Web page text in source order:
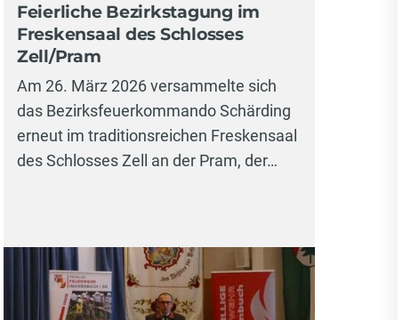
Feierliche Bezirkstagung im
Freskensaal des Schlosses
Zell/Pram
Am 26. März 2026 versammelte sich
das Bezirksfeuerkommando Schärding
erneut im traditionsreichen Freskensaal
des Schlosses Zell an der Pram, der…